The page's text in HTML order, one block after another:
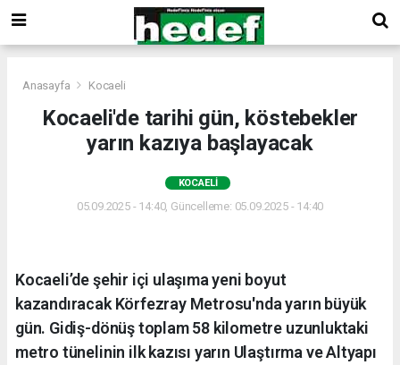
Anasayfa Kocaeli
Kocaeli'de tarihi gün, köstebekler
yarın kazıya başlayacak
KOCAELI
05.09.2025 - 14:40, Güncelleme: 05.09.2025 - 14:40
Kocaeli’de şehir içi ulaşıma yeni boyut
kazandıracak Körfezray Metrosu'nda yarın büyük
gün. Gidiş-dönüş toplam 58 kilometre uzunluktaki
metro tünelinin ilk kazısı yarın Ulaştırma ve Altyapı